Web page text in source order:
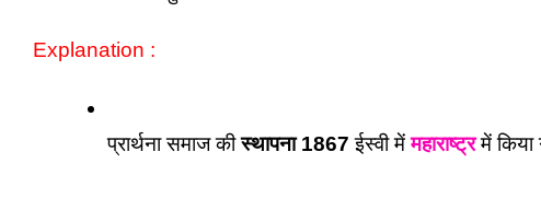
Explanation :
प्रार्थना समाज की स्थापना 1867 ईस्वी में महाराष्ट्र में किया